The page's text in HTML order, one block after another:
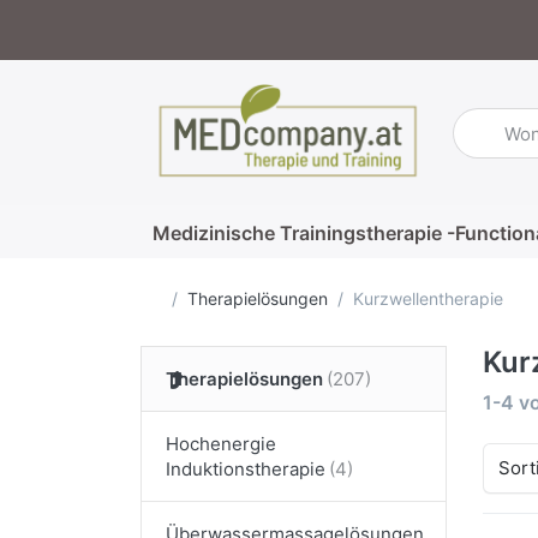
Geben
Medizinische Trainingstherapie -
Startseite
Therapielösungen Kurzwellentherapie
Therapielösungen
Hochenergie
Induktionstherapie
1-4